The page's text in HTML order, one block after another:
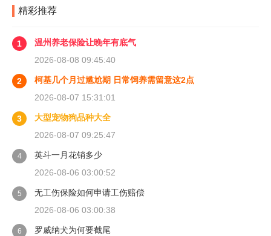
精彩推荐
1
温州养老保险让晚年有底气
2026-08-08 09:45:40
2
柯基几个月过尴尬期 日常饲养需留意这2点
2026-08-07 15:31:01
3
大型宠物狗品种大全
2026-08-07 09:25:47
4
英斗一月花销多少
2026-08-06 03:00:52
5
无工伤保险如何申请工伤赔偿
2026-08-06 03:00:38
6 罗威纳犬为何要截尾